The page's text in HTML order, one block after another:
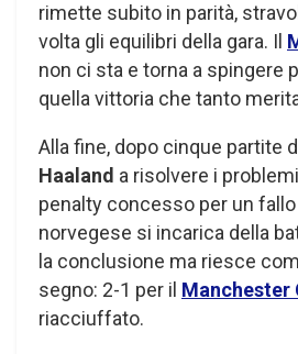
rimette subito in parità,
volta gli equilibri della gara. Il
non ci sta e torna a spingere
quella vittoria che tanto
Alla fine, dopo cinque partite
Haaland a risolvere i
penalty concesso per un fallo
norvegese si incarica della
la conclusione ma riesce
segno: 2-1 per il Manchester
riacciuffato.